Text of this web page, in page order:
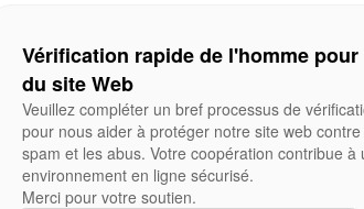
Vérification rapide de l'homme
du site Web
Veuillez compléter un bref processus de
pour nous aider à protéger notre site web
spam et les abus. Votre coopération contribue à
environnement en ligne sécurisé.
Merci pour votre soutien.